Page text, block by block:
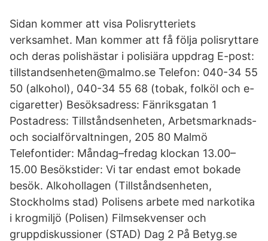
Sidan kommer att visa Polisrytteriets
verksamhet. Man kommer att få följa polisryttare
och deras polishästar i polisiära uppdrag E-post:
tillstandsenheten@malmo.se Telefon: 040-34 55
50 (alkohol), 040-34 55 68 (tobak, folköl och e-
cigaretter) Besöksadress: Fänriksgatan 1
Postadress: Tillståndsenheten, Arbetsmarknads-
och socialförvaltningen, 205 80 Malmö
Telefontider: Måndag–fredag klockan 13.00–
15.00 Besökstider: Vi tar endast emot bokade
besök. Alkohollagen (Tillståndsenheten,
Stockholms stad) Polisens arbete med narkotika
i krogmiljö (Polisen) Filmsekvenser och
gruppdiskussioner (STAD) Dag 2 På Betyg.se